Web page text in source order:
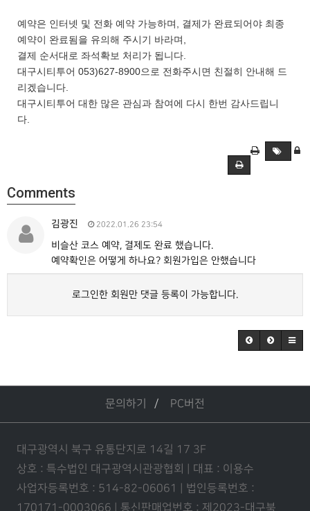
예약은 인터넷 및 전화 예약 가능하며, 결제가 완료되어야 최종
예약이 완료됨을 유의해 주시기 바라며,
결제 순서대로 좌석확보 처리가 됩니다.
대구시티투어 053)627-8900으로 전화주시면 친절히 안내해 드
리겠습니다.
대구시티투어 대한 많은 관심과 참여에 다시 한번 감사드립니
다.
Comments
김광진 2022.01.26 23:54
비슬산 코스 예약, 결제도 완료 했습니다.
예약확인은 어떻게 하나요? 회원가입은 안했습니다
로그인한 회원만 댓글 등록이 가능합니다.
문의하기 PC버전
대구광역시 북구 유통단지로 14길 17 3F
상호 : 특수법인 대구광역시관광협회 | 대표 : 이용수
사업자등록번호 : 514-82-06061 | 법인등록번호 :
170171-0003066 | 통신판매업번호 : 제2023-대구북